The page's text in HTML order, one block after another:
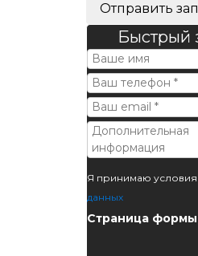
Отправить
Быстрый
Я принимаю условия
данных
Страница формы